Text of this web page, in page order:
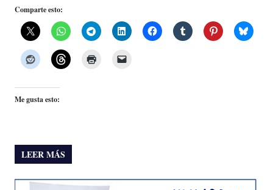
Comparte esto:
Me gusta esto:
LEER MÁS